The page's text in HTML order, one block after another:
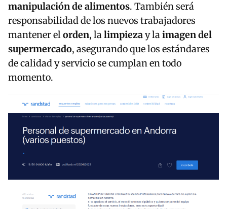
manipulación de alimentos. También será
responsabilidad de los nuevos trabajadores
mantener elorden, lalimpiezay laimagen del
supermercado, asegurando que los estándares
de calidad y servicio se cumplan en todo
momento.